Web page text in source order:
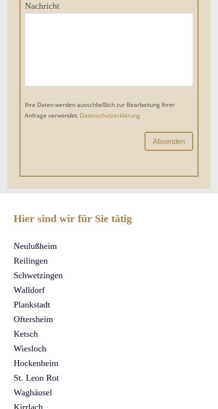
Nachricht
Ihre Daten werden ausschließlich zur Bearbeitung Ihrer
Anfrage verwendet. Datenschutzerklärung
Hier sind wir für Sie tätig
Neulußheim
Reilingen
Schwetzingen
Walldorf
Plankstadt
Oftersheim
Ketsch
Wiesloch
Hockenheim
St. Leon Rot
Waghäusel
Kirrlach